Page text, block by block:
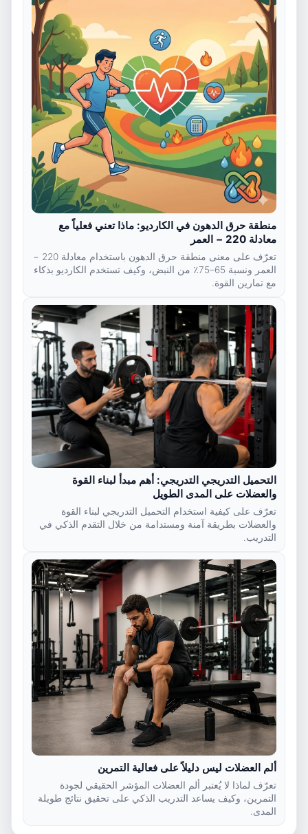
منطقة حرق الدهون في الكارديو: ماذا تعني فعلياً مع
معادلة 220 − العمر
تعرّف على معنى منطقة حرق الدهون باستخدام معادلة 220 −
العمر ونسبة 65–75٪ من النبض، وكيف تستخدم الكارديو بذكاء
مع تمارين القوة.
التحميل التدريجي التدريجي: أهم مبدأ لبناء القوة
والعضلات على المدى الطويل
تعرّف على كيفية استخدام التحميل التدريجي لبناء القوة
والعضلات بطريقة آمنة ومستدامة من خلال التقدم الذكي في
التدريب.
ألم العضلات ليس دليلاً على فعالية التمرين
تعرّف لماذا لا يُعتبر ألم العضلات المؤشر الحقيقي لجودة
التمرين، وكيف يساعد التدريب الذكي على تحقيق نتائج طويلة
المدى.